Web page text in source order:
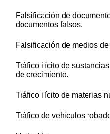
Falsificación de
documentos falsos.
Falsificación de medios de
Tráfico ilícito de
de crecimiento.
Tráfico ilícito de materias
Tráfico de vehículos